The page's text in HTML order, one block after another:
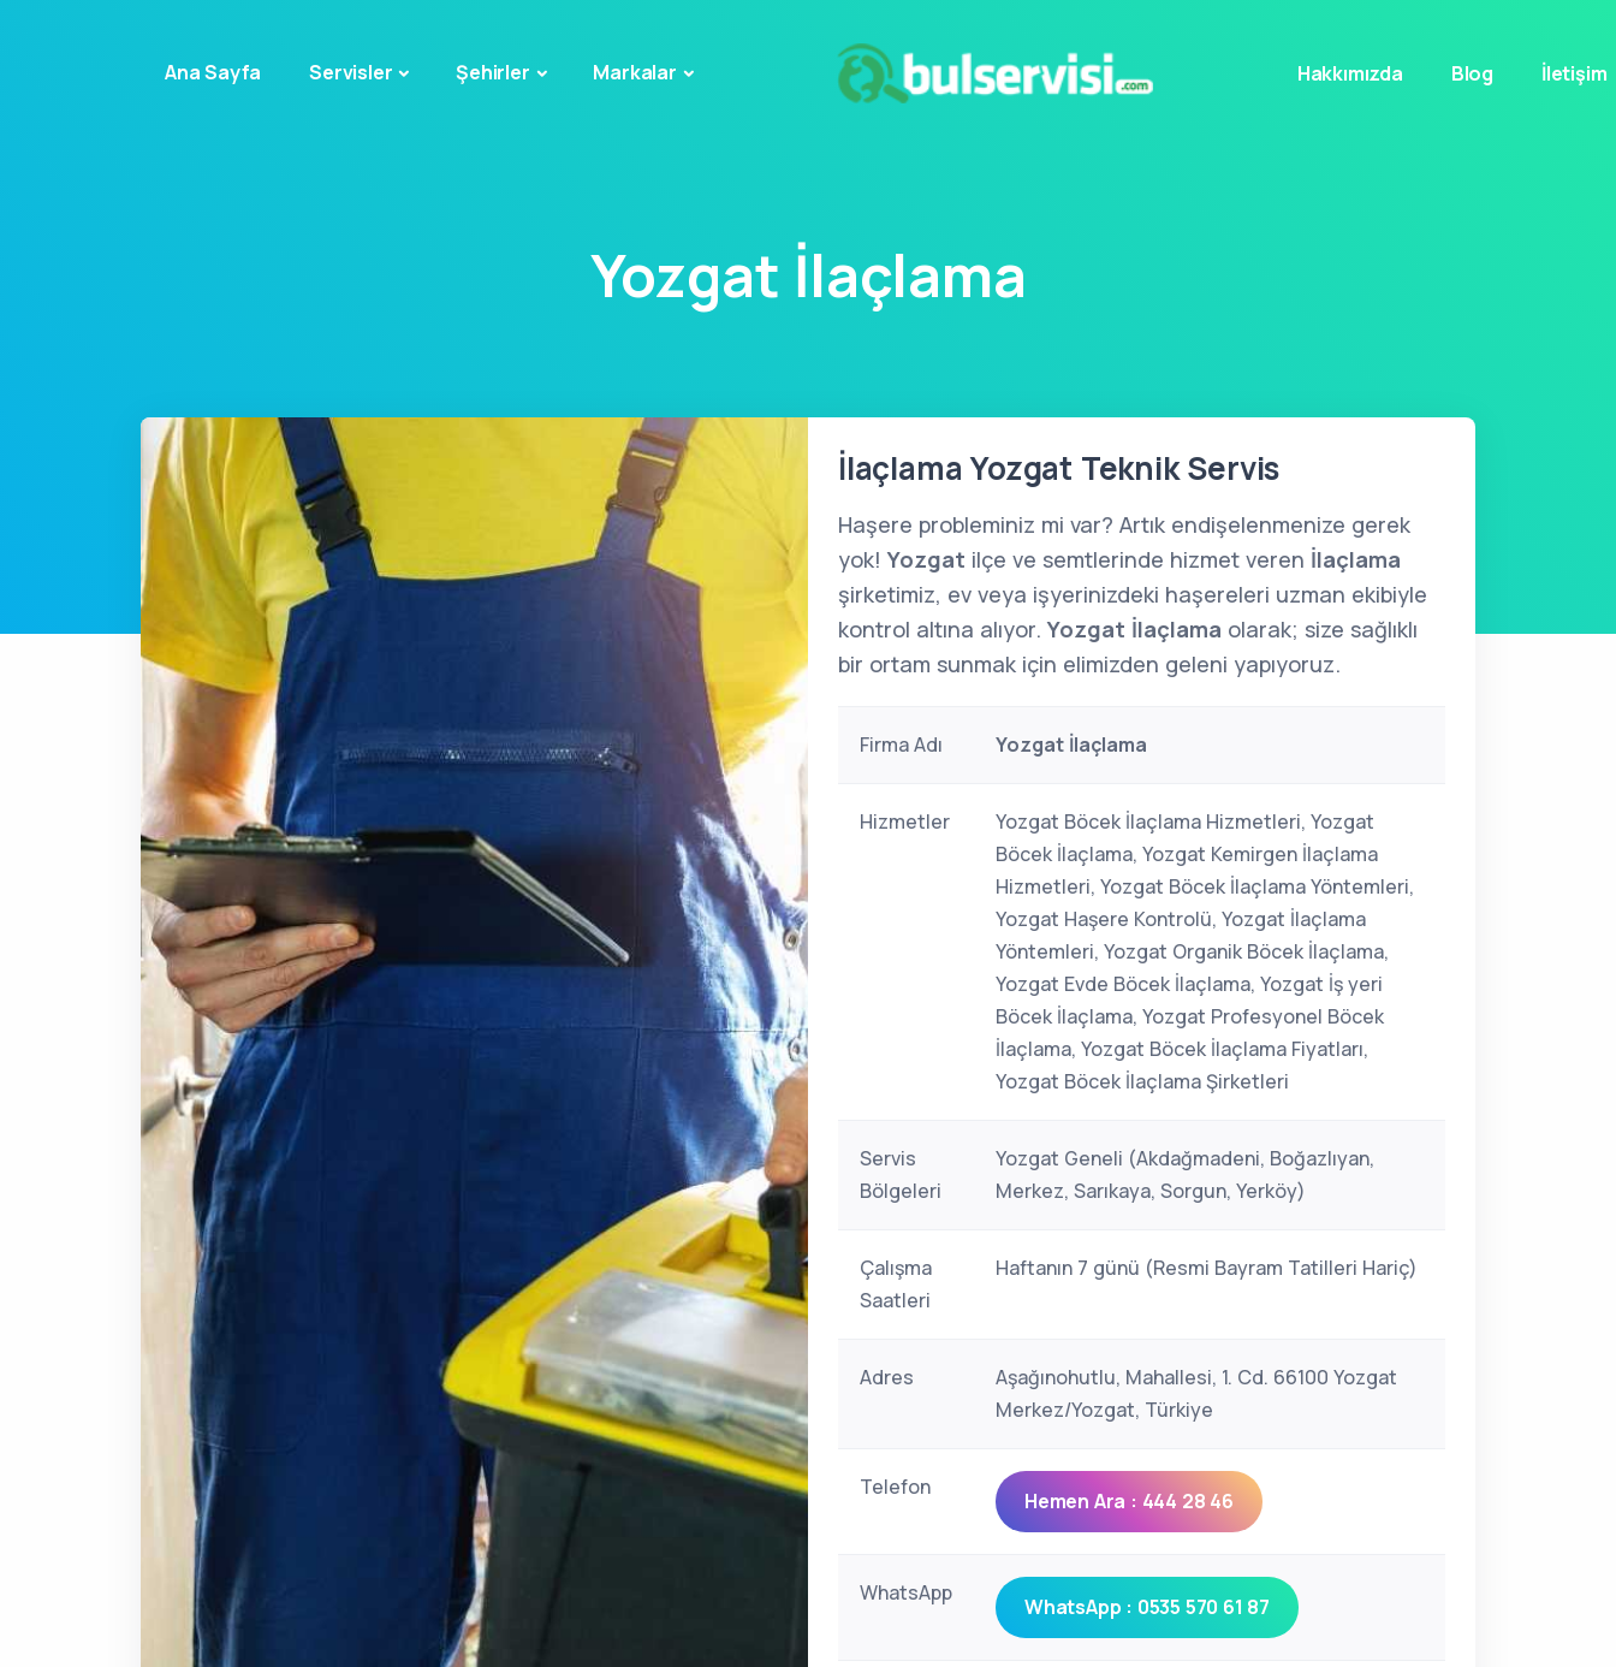
Ana Sayfa Servisler Şehirler Markalar Hakkımızda Blog İletişim
Yozgat İlaçlama
İlaçlama Yozgat Teknik Servis
Haşere probleminiz mi var? Artık endişelenmenize gerek
yok! Yozgat ilçe ve semtlerinde hizmet veren İlaçlama
şirketimiz, ev veya işyerinizdeki haşereleri uzman ekibiyle
kontrol altına alıyor. Yozgat İlaçlama olarak; size sağlıklı
bir ortam sunmak için elimizden geleni yapıyoruz.
Firma Adı Yozgat İlaçlama
Hizmetler
Yozgat Böcek İlaçlama Hizmetleri, Yozgat
Böcek İlaçlama, Yozgat Kemirgen İlaçlama
Hizmetleri, Yozgat Böcek İlaçlama Yöntemleri,
Yozgat Haşere Kontrolü, Yozgat İlaçlama
Yöntemleri, Yozgat Organik Böcek İlaçlama,
Yozgat Evde Böcek İlaçlama, Yozgat İş yeri
Böcek İlaçlama, Yozgat Profesyonel Böcek
İlaçlama, Yozgat Böcek İlaçlama Fiyatları,
Yozgat Böcek İlaçlama Şirketleri
Servis
Bölgeleri
Yozgat Geneli (Akdağmadeni, Boğazlıyan,
Merkez, Sarıkaya, Sorgun, Yerköy)
Çalışma
Saatleri
Haftanın 7 günü (Resmi Bayram Tatilleri Hariç)
Adres
Aşağınohutlu, Mahallesi, 1. Cd. 66100 Yozgat
Merkez/Yozgat, Türkiye
Telefon
Hemen Ara : 444 28 46
WhatsApp
WhatsApp : 0535 570 61 87